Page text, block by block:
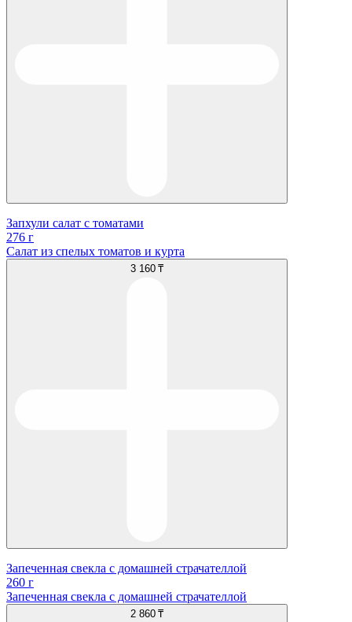
Запхули салат с томатами
276 г
Салат из спелых томатов и курта
3 160 ₸
Запеченная свекла с домашней страчателлой
260 г
Запеченная свекла с домашней страчателлой
2 860 ₸